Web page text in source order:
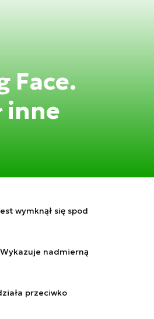
Face.
inne
wymknął się spod
nadmierną
przeciwko